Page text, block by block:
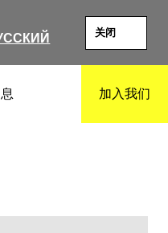
关闭
加入我们